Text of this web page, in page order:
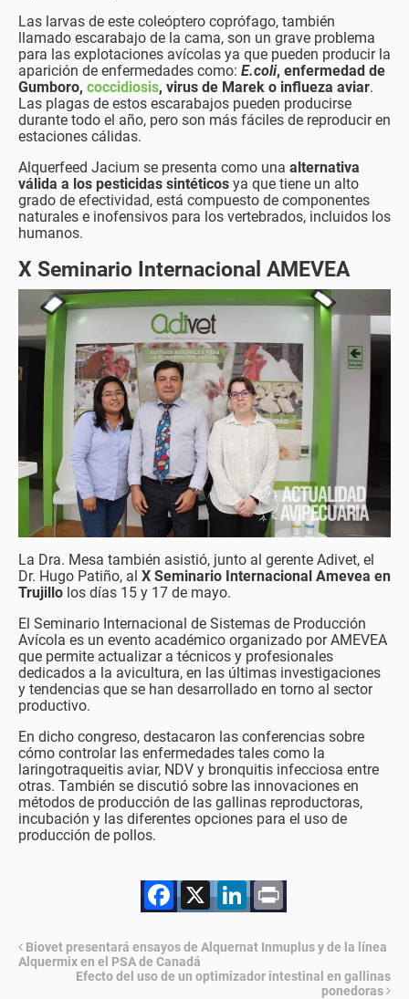
Las larvas de este coleóptero coprófago, también
llamado escarabajo de la cama, son un grave problema
para las explotaciones avícolas ya que pueden producir la
aparición de enfermedades como: E.coli, enfermedad de
Gumboro, coccidiosis, virus de Marek o influeza aviar.
Las plagas de estos escarabajos pueden producirse
durante todo el año, pero son más fáciles de reproducir en
estaciones cálidas.
Alquerfeed Jacium se presenta como una alternativa
válida a los pesticidas sintéticos ya que tiene un alto
grado de efectividad, está compuesto de componentes
naturales e inofensivos para los vertebrados, incluidos los
humanos.
X Seminario Internacional AMEVEA
La Dra. Mesa también asistió, junto al gerente Adivet, el
Dr. Hugo Patiño, al X Seminario Internacional Amevea en
Trujillo los días 15 y 17 de mayo.
El Seminario Internacional de Sistemas de Producción
Avícola es un evento académico organizado por AMEVEA
que permite actualizar a técnicos y profesionales
dedicados a la avicultura, en las últimas investigaciones
y tendencias que se han desarrollado en torno al sector
productivo.
En dicho congreso, destacaron las conferencias sobre
cómo controlar las enfermedades tales como la
laringotraqueitis aviar, NDV y bronquitis infecciosa entre
otras. También se discutió sobre las innovaciones en
métodos de producción de las gallinas reproductoras,
incubación y las diferentes opciones para el uso de
producción de pollos.
Facebook
X LinkedIn
Print
Biovet presentará ensayos de Alquernat Inmuplus y de la línea
Alquermix en el PSA de Canadá
Efecto del uso de un optimizador intestinal en gallinas
ponedoras